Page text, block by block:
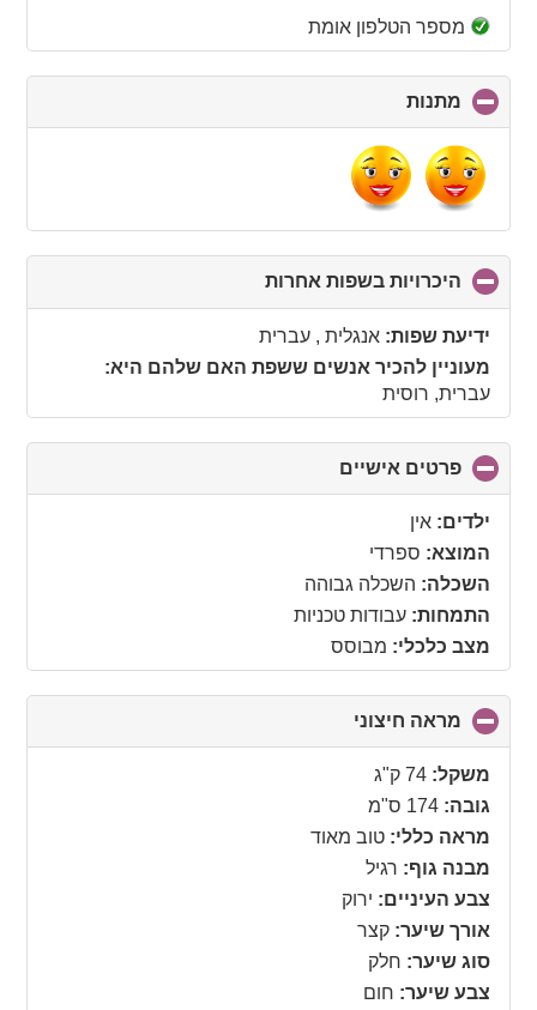
מספר הטלפון אומת
מתנות
to
collapse
contents
היכרויות בשפות אחרות
to
collapse
ידיעת שפות: אנגלית , עברית
מעוניין להכיר אנשים ששפת האם שלהם היא:
עברית, רוסית
פרטים אישיים
to
ילדים: אין
המוצא: ספרדי
השכלה: השכלה גבוהה
התמחות: עבודות טכניות
מצב כלכלי: מבוסס
מראה חיצוני
to
משקל: 74 ק"ג
גובה: 174 ס"מ
מראה כללי: טוב מאוד
מבנה גוף: רגיל
צבע העיניים: ירוק
אורך שיער: קצר
סוג שיער: חלק
צבע שיער: חום